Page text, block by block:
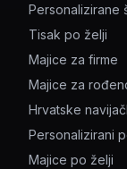
Personalizirane
Tisak po želji
Majice za firme
Majice za
Hrvatske
Personalizirani
Majice po želji